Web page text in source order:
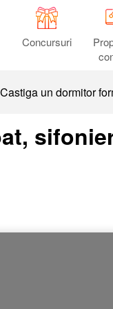
Concursuri
un dormitor